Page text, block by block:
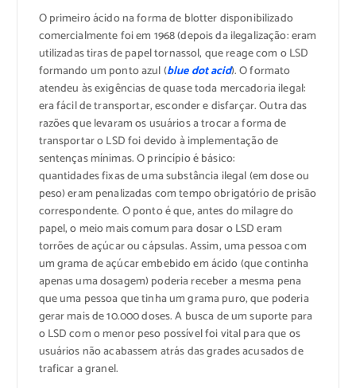
O primeiro ácido na forma de blotter disponibilizado
comercialmente foi em 1968 (depois da ilegalização: eram
utilizadas tiras de papel tornassol, que reage com o LSD
formando um ponto azul (blue dot acid). O formato
atendeu às exigências de quase toda mercadoria ilegal:
era fácil de transportar, esconder e disfarçar. Outra das
razões que levaram os usuários a trocar a forma de
transportar o LSD foi devido à implementação de
sentenças mínimas. O princípio é básico:
quantidades fixas de uma substância ilegal (em dose ou
peso) eram penalizadas com tempo obrigatório de prisão
correspondente. O ponto é que, antes do milagre do
papel, o meio mais comum para dosar o LSD eram
torrões de açúcar ou cápsulas. Assim, uma pessoa com
um grama de açúcar embebido em ácido (que continha
apenas uma dosagem) poderia receber a mesma pena
que uma pessoa que tinha um grama puro, que poderia
gerar mais de 10.000 doses. A busca de um suporte para
o LSD com o menor peso possível foi vital para que os
usuários não acabassem atrás das grades acusados de
traficar a granel.